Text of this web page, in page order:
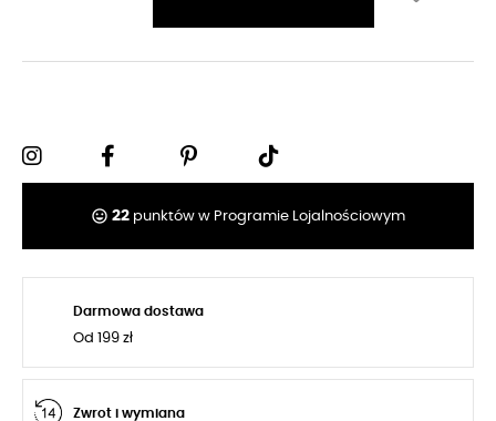
tag_faces 22 punktów w Programie Lojalnościowym
Darmowa dostawa
Od 199 zł
Zwrot i wymiana